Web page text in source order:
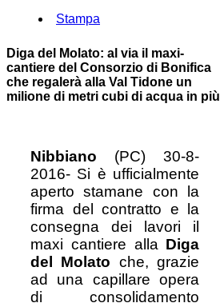
Stampa
Diga del Molato: al via il maxi-
cantiere del Consorzio di Bonifica
che regalerà alla Val Tidone un
milione di metri cubi di acqua in più
Nibbiano (PC) 30-8-
2016- Si è ufficialmente
aperto stamane con la
firma del contratto e la
consegna dei lavori il
maxi cantiere alla Diga
del Molato che, grazie
ad una capillare opera
di consolidamento